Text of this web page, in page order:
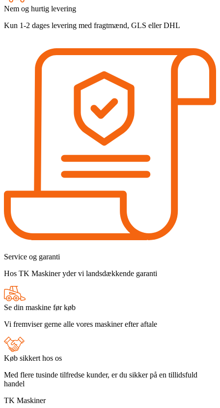
Nem og hurtig levering
Kun 1-2 dages levering med fragtmænd, GLS eller DHL
Service og garanti
Hos TK Maskiner yder vi landsdækkende garanti
Se din maskine før køb
Vi fremviser gerne alle vores maskiner efter aftale
Køb sikkert hos os
Med flere tusinde tilfredse kunder, er du sikker på en tillidsfuld
handel
TK Maskiner